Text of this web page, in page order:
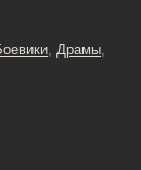
, Драмы,